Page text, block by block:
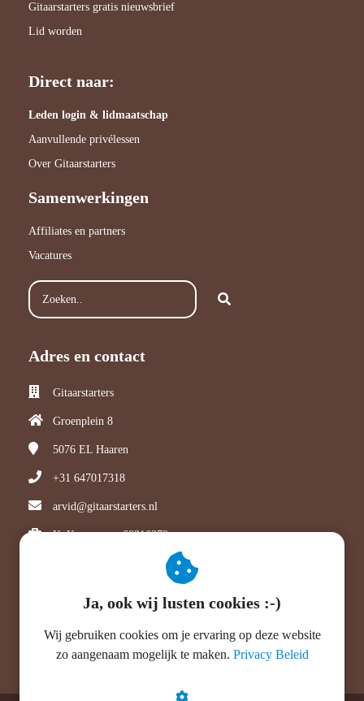
Gitaarstarters gratis nieuwsbrief
Lid worden
Direct naar:
Leden login & lidmaatschap
Aanvullende privélessen
Over Gitaarstarters
Samenwerkingen
Affiliates en partners
Vacatures
Adres en contact
Gitaarstarters
Groenplein 8
5076 EL Haaren
+31 647017318
arvid@gitaarstarters.nl
KvK nummer: 68316372
BTW nummer: NL001785444B97
Klik hier voor hetcontactformulier>>>
Start Je gitaardroom voor €1
jou uitkomt
Ja, ook wij lusten cookies :-)
Wij gebruiken cookies om je ervaring op deze website
zo aangenaam mogelijk te maken. Privacy Beleid